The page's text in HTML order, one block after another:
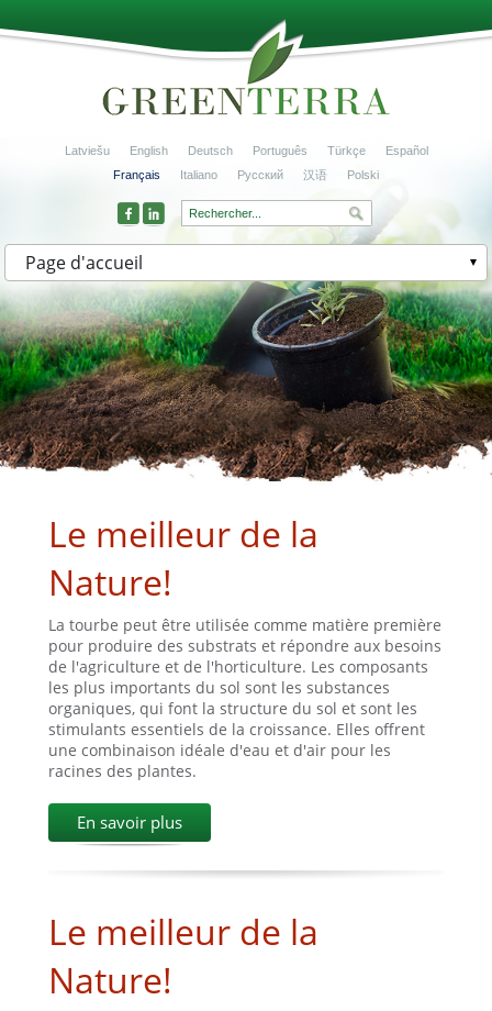
Latviešu English Deutsch Português Türkçe
Español
Français
Italiano Русский 汉语 Polski
Page d'accueil
Le meilleur de la
Nature!
La tourbe peut être utilisée comme matière première
pour produire des substrats et répondre aux besoins
de l'agriculture et de l'horticulture. Les composants
les plus importants du sol sont les substances
organiques, qui font la structure du sol et sont les
stimulants essentiels de la croissance. Elles offrent
une combinaison idéale d'eau et d'air pour les
racines des plantes.
En savoir plus
Le meilleur de la
Nature!